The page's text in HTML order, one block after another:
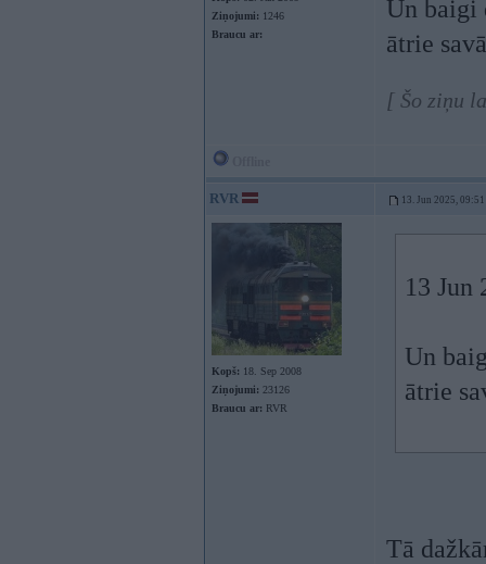
Ziņojumi: 1246
Braucu ar:
Un baigi
ātrie
[ Šo ziņu
RVR 13. Jun 2025, 09:51
Kopš: 18. Sep 2008
Ziņojumi: 23126
Braucu ar: RVR
13 Jun
Un
ātrie
Tā